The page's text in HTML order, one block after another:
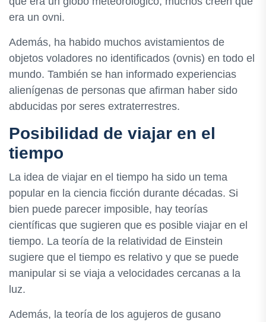
era un ovni.
Además, ha habido muchos avistamientos de
objetos voladores no identificados (ovnis) en todo el
mundo. También se han informado experiencias
alienígenas de personas que afirman haber sido
abducidas por seres extraterrestres.
Posibilidad de viajar en el
tiempo
La idea de viajar en el tiempo ha sido un tema
popular en la ciencia ficción durante décadas. Si
bien puede parecer imposible, hay teorías
científicas que sugieren que es posible viajar en el
tiempo. La teoría de la relatividad de Einstein
sugiere que el tiempo es relativo y que se puede
manipular si se viaja a velocidades cercanas a la
luz.
Además, la teoría de los agujeros de gusano